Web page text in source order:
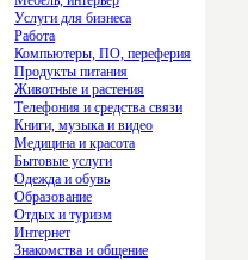
Услуги для бизнеса
Работа
Компьютеры, ПО, переферия
Продукты питания
Животные и растения
Телефония и средства связи
Книги, музыка и видео
Медицина и красота
Бытовые услуги
Одежда и обувь
Образование
Отдых и туризм
Интернет
Знакомства и общение